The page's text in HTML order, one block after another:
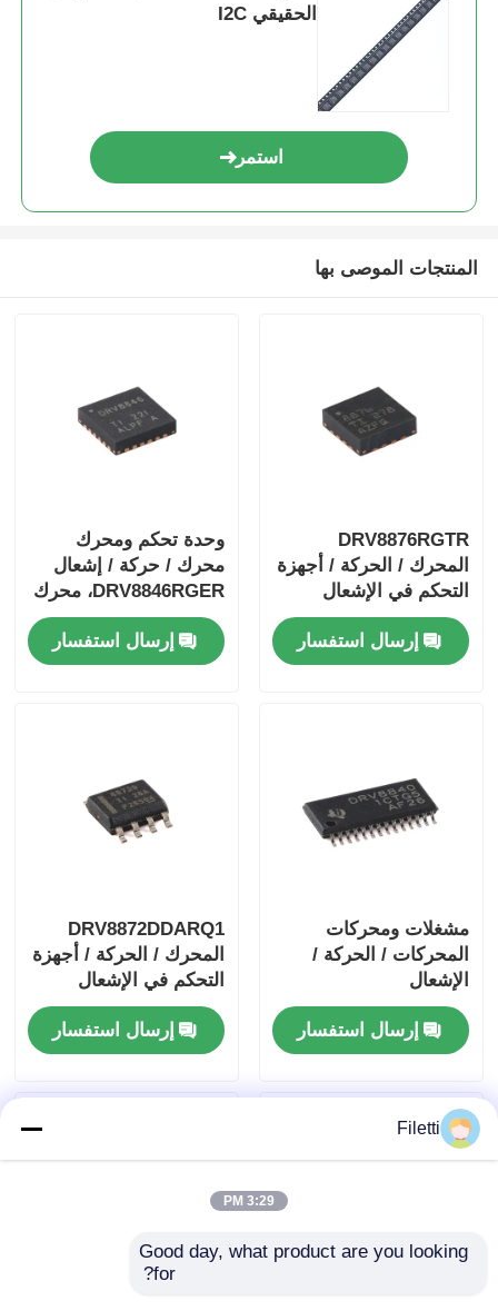
الحقيقي I2C
استمر
المنتجات الموصى بها
DRV8876RGTR
المحرك / الحركة / أجهزة
التحكم في الإشعال
والسائقين 40-فولت 3.5-
أيه H-جسر محرك
السائق مع I
إرسال استفسار
وحدة تحكم ومحرك
محرك / حركة / إشعال
DRV8846RGER، محرك
محرك ثنائي القطب
بخطوات 1.4 أمبيرإرسال استفسار
مشغلات ومحركات
المحركات / الحركة /
الإشعال
DRV8840PWPR 5A
مشغل محرك DC ذو
فرشاة
إرسال استفسار
DRV8872DDARQ1
المحرك / الحركة / أجهزة
التحكم في الإشعال
والسائقين 3.6A فرشاة
محرك DCإرسال استفسار
Filetti
3:29 PM
Good day, what product are you looking
for?